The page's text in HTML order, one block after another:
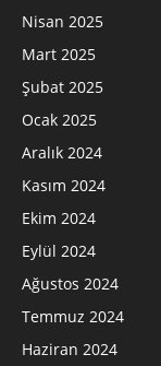
Nisan 2025
Mart 2025
Şubat 2025
Ocak 2025
Aralık 2024
Kasım 2024
Ekim 2024
Eylül 2024
Ağustos 2024
Temmuz 2024
Haziran 2024